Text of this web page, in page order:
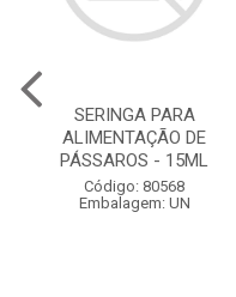
SERINGA PARA
ALIMENTAÇÃO DE
PÁSSAROS - 15ML
Código: 80568
Embalagem: UN